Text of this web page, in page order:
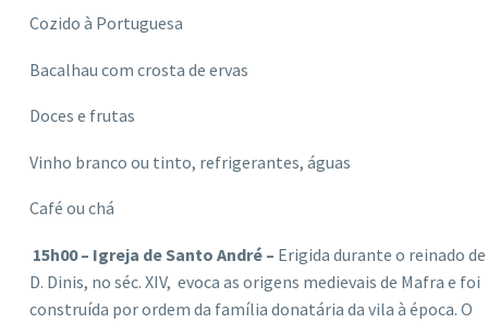
Cozido à Portuguesa
Bacalhau com crosta de ervas
Doces e frutas
Vinho branco ou tinto, refrigerantes, águas
Café ou chá
15h00 – Igreja de Santo André – Erigida durante o reinado de
D. Dinis, no séc. XIV, evoca as origens medievais de Mafra e foi
construída por ordem da família donatária da vila à época. O